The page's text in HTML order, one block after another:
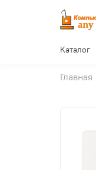
Каталог
Главная